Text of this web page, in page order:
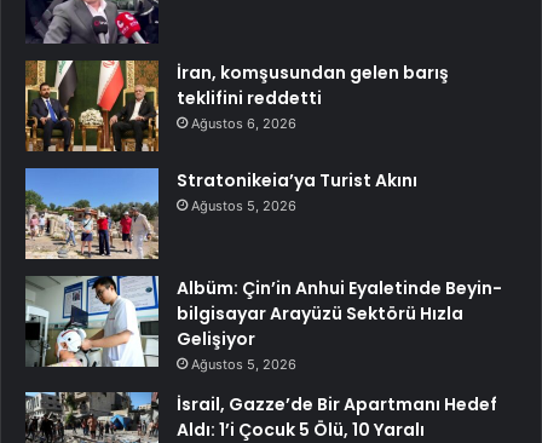
İran, komşusundan gelen barış
teklifini reddetti
Ağustos 6, 2026
Stratonikeia’ya Turist Akını
Ağustos 5, 2026
Albüm: Çin’in Anhui Eyaletinde Beyin-
bilgisayar Arayüzü Sektörü Hızla
Gelişiyor
Ağustos 5, 2026
İsrail, Gazze’de Bir Apartmanı Hedef
Aldı: 1’i Çocuk 5 Ölü, 10 Yaralı